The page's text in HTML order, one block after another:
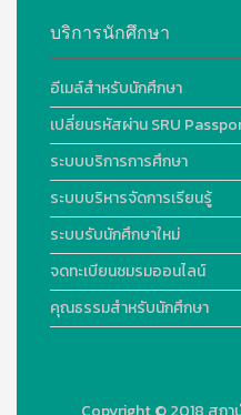
บริการนักศึกษา
อีเมล์สำหรับนักศึกษา
เปลี่ยนรหัสผ่าน SRU
ระบบบริการการศึกษา
ระบบบริหารจัดการเรียนรู้
ระบบรับนักศึกษาใหม่
จดทะเบียนชมรมออนไลน์
คุณธรรมสำหรับนักศึกษา